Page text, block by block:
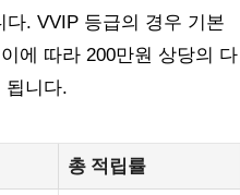
. VVIP 등급의 경우 기본
에 따라 200만원 상당의 다
됩니다.
총 적립률